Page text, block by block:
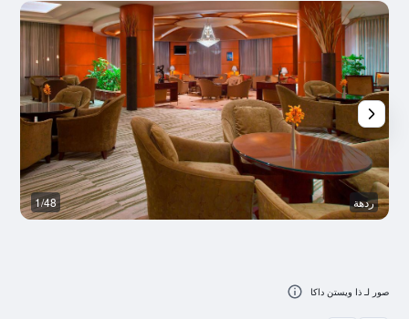
ردهة 1/48
صور لـ ذا ويستن داكا